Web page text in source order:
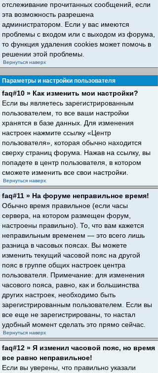
отслеживание прочитанных сообщений, если
эта возможность разрешена
администратором. Если у вас имеются
проблемы с входом или с выходом из форума,
то функция удаления cookies может помочь в
решении этой проблемы.
Вернуться наверх
Параметры и настройки пользователя
faq#10 » Как изменить мои настройки?
Если вы являетесь зарегистрированным
пользователем, то все ваши настройки
хранятся в базе данных. Для изменения
настроек нажмите ссылку «Центр
пользователя», которая обычно находится
сверху страниц форума. Нажав на ссылку, вы
попадете в центр пользователя, в котором
сможете изменить все свои настройки.
Вернуться наверх
faq#11 » На форуме неправильное время!
Обычно время правильное (если часы
сервера, на котором размещен форум,
настроены правильно). То, что вам кажется
неправильным временем — это всего лишь
разница в часовых поясах. Вы можете
изменить текущий часовой пояс на другой
пояс в группе общих настроек центра
пользователя. Примечание: для изменения
часового пояса, равно, как и большинства
других настроек, необходимо быть
зарегистрированным пользователем. Если вы
все еще не зарегистрированы, то настал
удобный момент сделать это прямо сейчас.
Вернуться наверх
faq#12 » Я изменил часовой пояс, но время
все равно неправильное!
Если вы уверены, что правильно указали